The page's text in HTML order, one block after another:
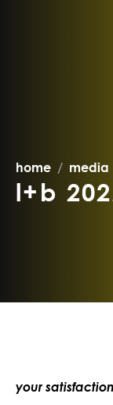
home media
l+b
your